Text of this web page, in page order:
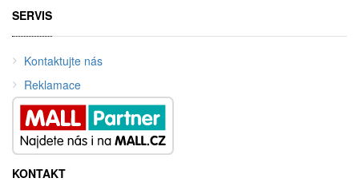
SERVIS
Kontaktujte nás
Reklamace
KONTAKT